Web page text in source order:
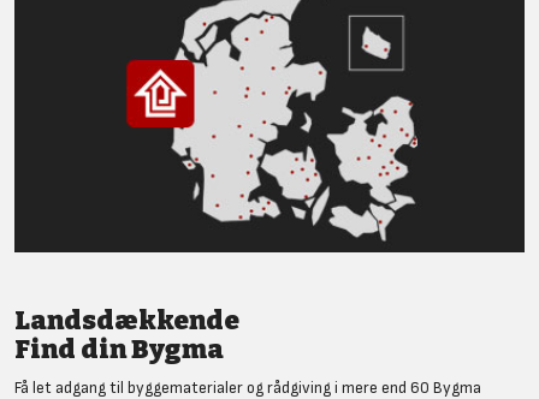
Landsdækkende
Find din Bygma
Få let adgang til byggematerialer og rådgiving i mere end 60 Bygma